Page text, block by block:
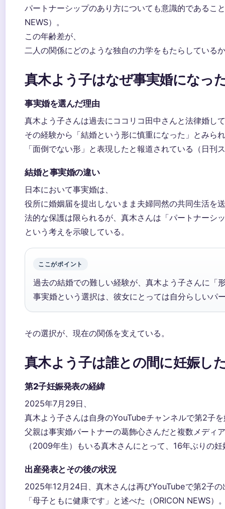
パートナーシップのあり方についても意識的であるこ
NEWS）。
この年齢差が、
二人の関係にどのような独自の力学をもたらしている
真木よう子はなぜ事実婚になっ
事実婚を選んだ理由
真木よう子さんは過去にココリコ田中さんと法律婚し
その経験から「結婚という形に慎重になった」とみら
「面倒でない形」と表現したと報道されている（日刊
結婚と事実婚の違い
日本において事実婚は、
役所に婚姻届を提出しないまま夫婦同然の共同生活を
法的な保護は限られるが、真木さんは「パートナーシ
という考えを示唆している。
ここがポイント
過去の結婚での難しい経験が、真木よう子さんに「
事実婚という選択は、彼女にとっては自分らしいパ
その選択が、現在の関係を支えている。
真木よう子は誰との間に妊娠し
第2子妊娠発表の経緯
2025年7月29日、
真木よう子さんは自身のYouTubeチャンネルで第2子
父親は事実婚パートナーの葛飾心さんだと複数メディ
（2009年生）もいる真木さんにとって、16年ぶりの
出産発表とその後の状況
2025年12月24日、真木さんは再びYouTubeで第2子の
「母子ともに健康です」と述べた（ORICON NEWS